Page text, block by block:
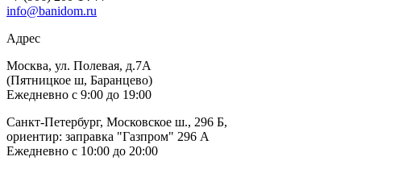
info@banidom.ru
Адрес
Москва, ул. Полевая, д.7А
(Пятницкое ш, Баранцево)
Ежедневно с 9:00 до 19:00
Санкт-Петербург, Московское ш., 296 Б,
ориентир: заправка "Газпром" 296 А
Ежедневно с 10:00 до 20:00